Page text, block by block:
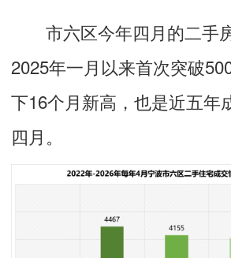
市六区今年四月的二手
2025年一月以来首次突破
下16个月新高，也是近五年
四月。